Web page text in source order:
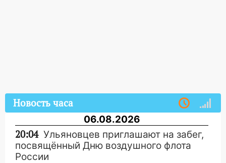
Новость часа
06.08.2026
20:04 Ульяновцев приглашают на забег,
посвящённый Дню воздушного флота
России